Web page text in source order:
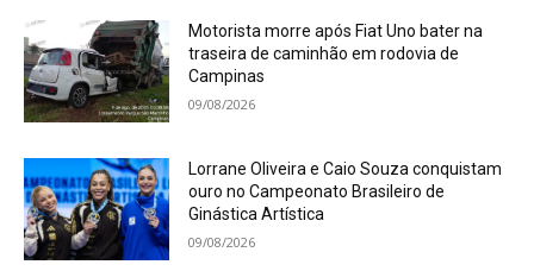
Motorista morre após Fiat Uno bater na
traseira de caminhão em rodovia de
Campinas
09/08/2026
Lorrane Oliveira e Caio Souza conquistam
ouro no Campeonato Brasileiro de
Ginástica Artística
09/08/2026